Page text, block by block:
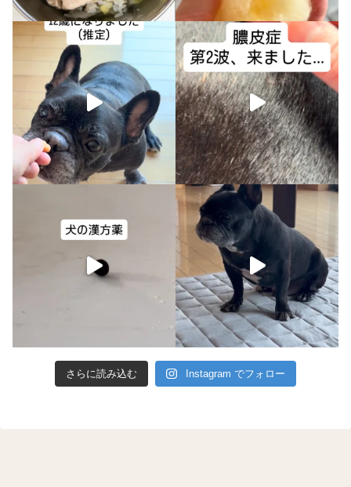
さらに読み込む Instagram でフォロー